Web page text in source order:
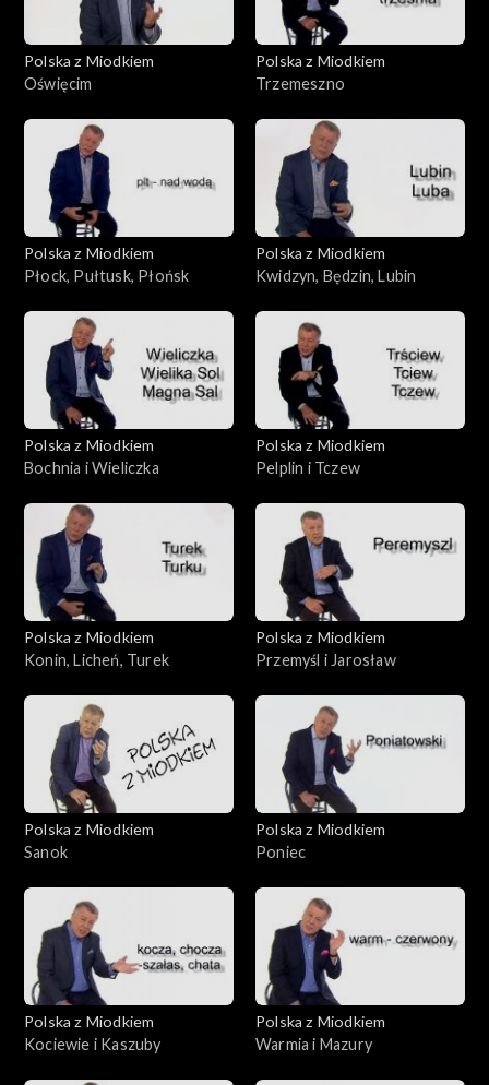
Polska z Miodkiem
Oświęcim
Polska z Miodkiem
Trzemeszno
Polska z Miodkiem
Płock, Pułtusk, Płońsk
Polska z Miodkiem
Kwidzyn, Będzin, Lubin
Polska z Miodkiem
Bochnia i Wieliczka
Polska z Miodkiem
Pelplin i Tczew
Polska z Miodkiem
Konin, Licheń, Turek
Polska z Miodkiem
Przemyśl i Jarosław
Polska z Miodkiem
Sanok
Polska z Miodkiem
Poniec
Polska z Miodkiem
Kociewie i Kaszuby
Polska z Miodkiem
Warmia i Mazury